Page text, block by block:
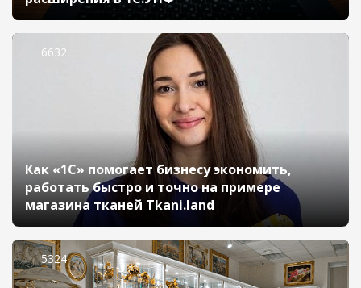
6632
Как «1С» помогает бизнесу экономить,
работать быстро и точно на примере
магазина тканей Tkani.land
5324